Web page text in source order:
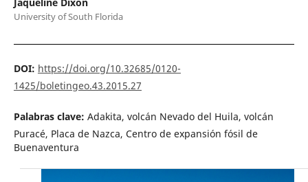
University of South Florida
DOI: https://doi.org/10.32685/0120-
1425/boletingeo.43.2015.27
Palabras clave: Adakita, volcán Nevado del Huila, volcán
Puracé, Placa de Nazca, Centro de expansión fósil de
Buenaventura